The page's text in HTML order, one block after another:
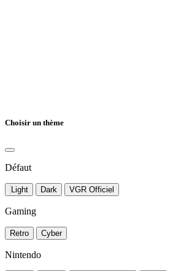
Choisir un thème
Défaut
Light Dark VGR Officiel
Gaming
Retro Cyber
Nintendo